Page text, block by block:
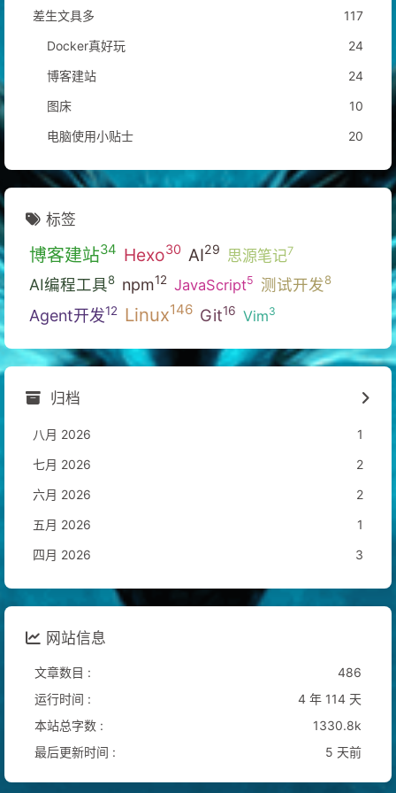
差生文具多
117
Docker真好玩
24
博客建站
24
图床
10
电脑使用小贴士
20
标签
博客建站34 Hexo30 AI29 思源笔记7
AI编程工具8 npm12 JavaScript5 测试开发8
Agent开发12 Linux146 Git16 Vim3
归档
八月 2026
1
七月 2026
2
六月 2026
2
五月 2026
1
四月 2026
3
网站信息
文章数目 :
486
运行时间 :
4 年 114 天
本站总字数 :
1330.8k
最后更新时间 :
5 天前